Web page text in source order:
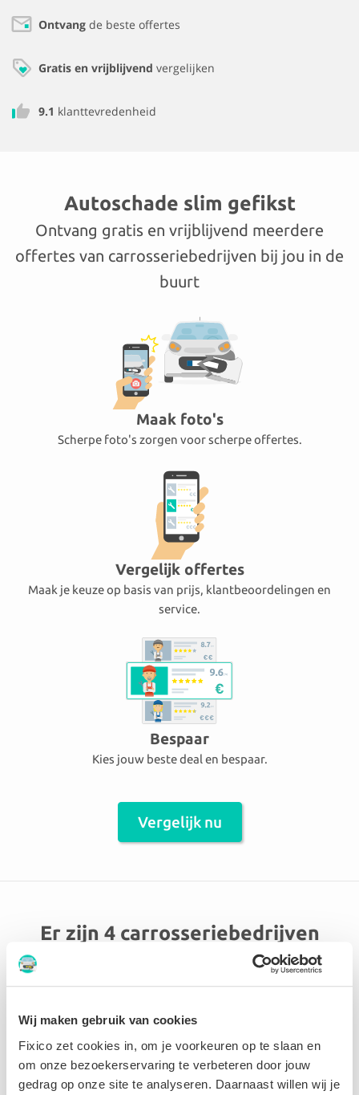
Wij maken gebruik van cookies
Fixico zet cookies in, om je voorkeuren op te slaan en
om onze bezoekerservaring te verbeteren door jouw
gedrag op onze site te analyseren. Daarnaast willen wij je
Ontvang de beste offertes
Gratis en vrijblijvend vergelijken
9.1 klanttevredenheid
Autoschade slim gefikst
Ontvang gratis en vrijblijvend meerdere
offertes van carrosseriebedrijven bij jou in de
buurt
Maak foto's
Scherpe foto's zorgen voor scherpe offertes.
Vergelijk offertes
Maak je keuze op basis van prijs, klantbeoordelingen en
service.
Bespaar
Kies jouw beste deal en bespaar.
Vergelijk nu
Er zijn 4 carrosseriebedrijven
aangesloten in de omgeving
Libramont
8.8 Uitstekend